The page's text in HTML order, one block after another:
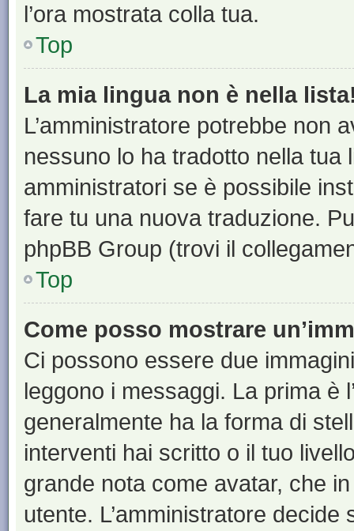
l’ora mostrata colla tua.
Top
La mia lingua non è nella
L’amministratore potrebbe non
nessuno lo ha tradotto nella tua
amministratori se è possibile
fare tu una nuova traduzione.
phpBB Group (trovi il
Top
Come posso mostrare
Ci possono essere due
leggono i messaggi. La prima è
generalmente ha la forma di
interventi hai scritto o il tuo
grande nota come avatar, che
utente. L’amministratore